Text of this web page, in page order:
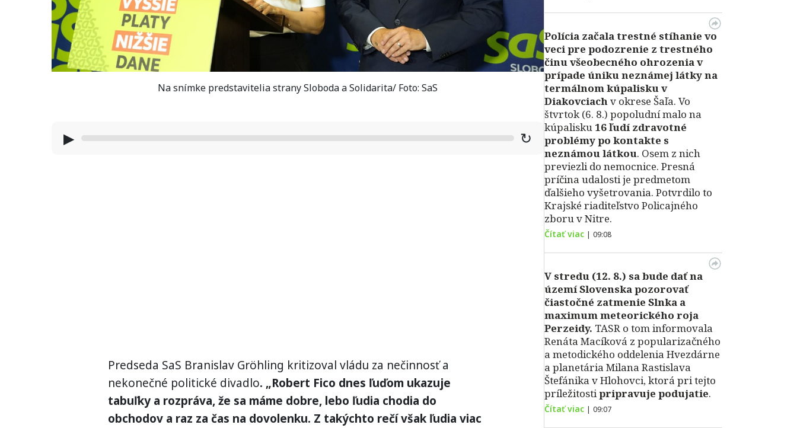
Na snímke predstavitelia strany Sloboda a Solidarita/ Foto: SaS
▶ ↻
Predseda SaS Branislav Gröhling kritizoval vládu za nečinnosť a
nekonečné politické divadlo. „Robert Fico dnes ľuďom ukazuje
tabuľky a rozpráva, že sa máme dobre, lebo ľudia chodia do
obchodov a raz za čas na dovolenku. Z takýchto rečí však ľudia viac
Polícia začala trestné stíhanie vo
veci pre podozrenie z trestného
činu všeobecného ohrozenia v
prípade úniku neznámej látky na
termálnom kúpalisku v
Diakovciachv okrese Šaľa. Vo
štvrtok (6. 8.) popoludní malo na
kúpalisku 16 ľudí zdravotné
problémy po kontakte s
neznámou látkou. Osem z nich
previezli do nemocnice. Presná
príčina udalosti je predmetom
ďalšieho vyšetrovania. Potvrdilo to
Krajské riaditeľstvo Policajného
zboru v Nitre.
Čítať viac | 09:08
V stredu (12. 8.) sa bude dať na
území Slovenska pozorovať
čiastočné zatmenie Slnka a
maximum meteorického roja
Perzeidy. TASR o tom informovala
Renáta Macíková z popularizačného
a metodického oddelenia Hvezdárne
a planetária Milana Rastislava
Štefánika v Hlohovci, ktorá pri tejto
príležitostipripravuje podujatie.
Čítať viac | 09:07